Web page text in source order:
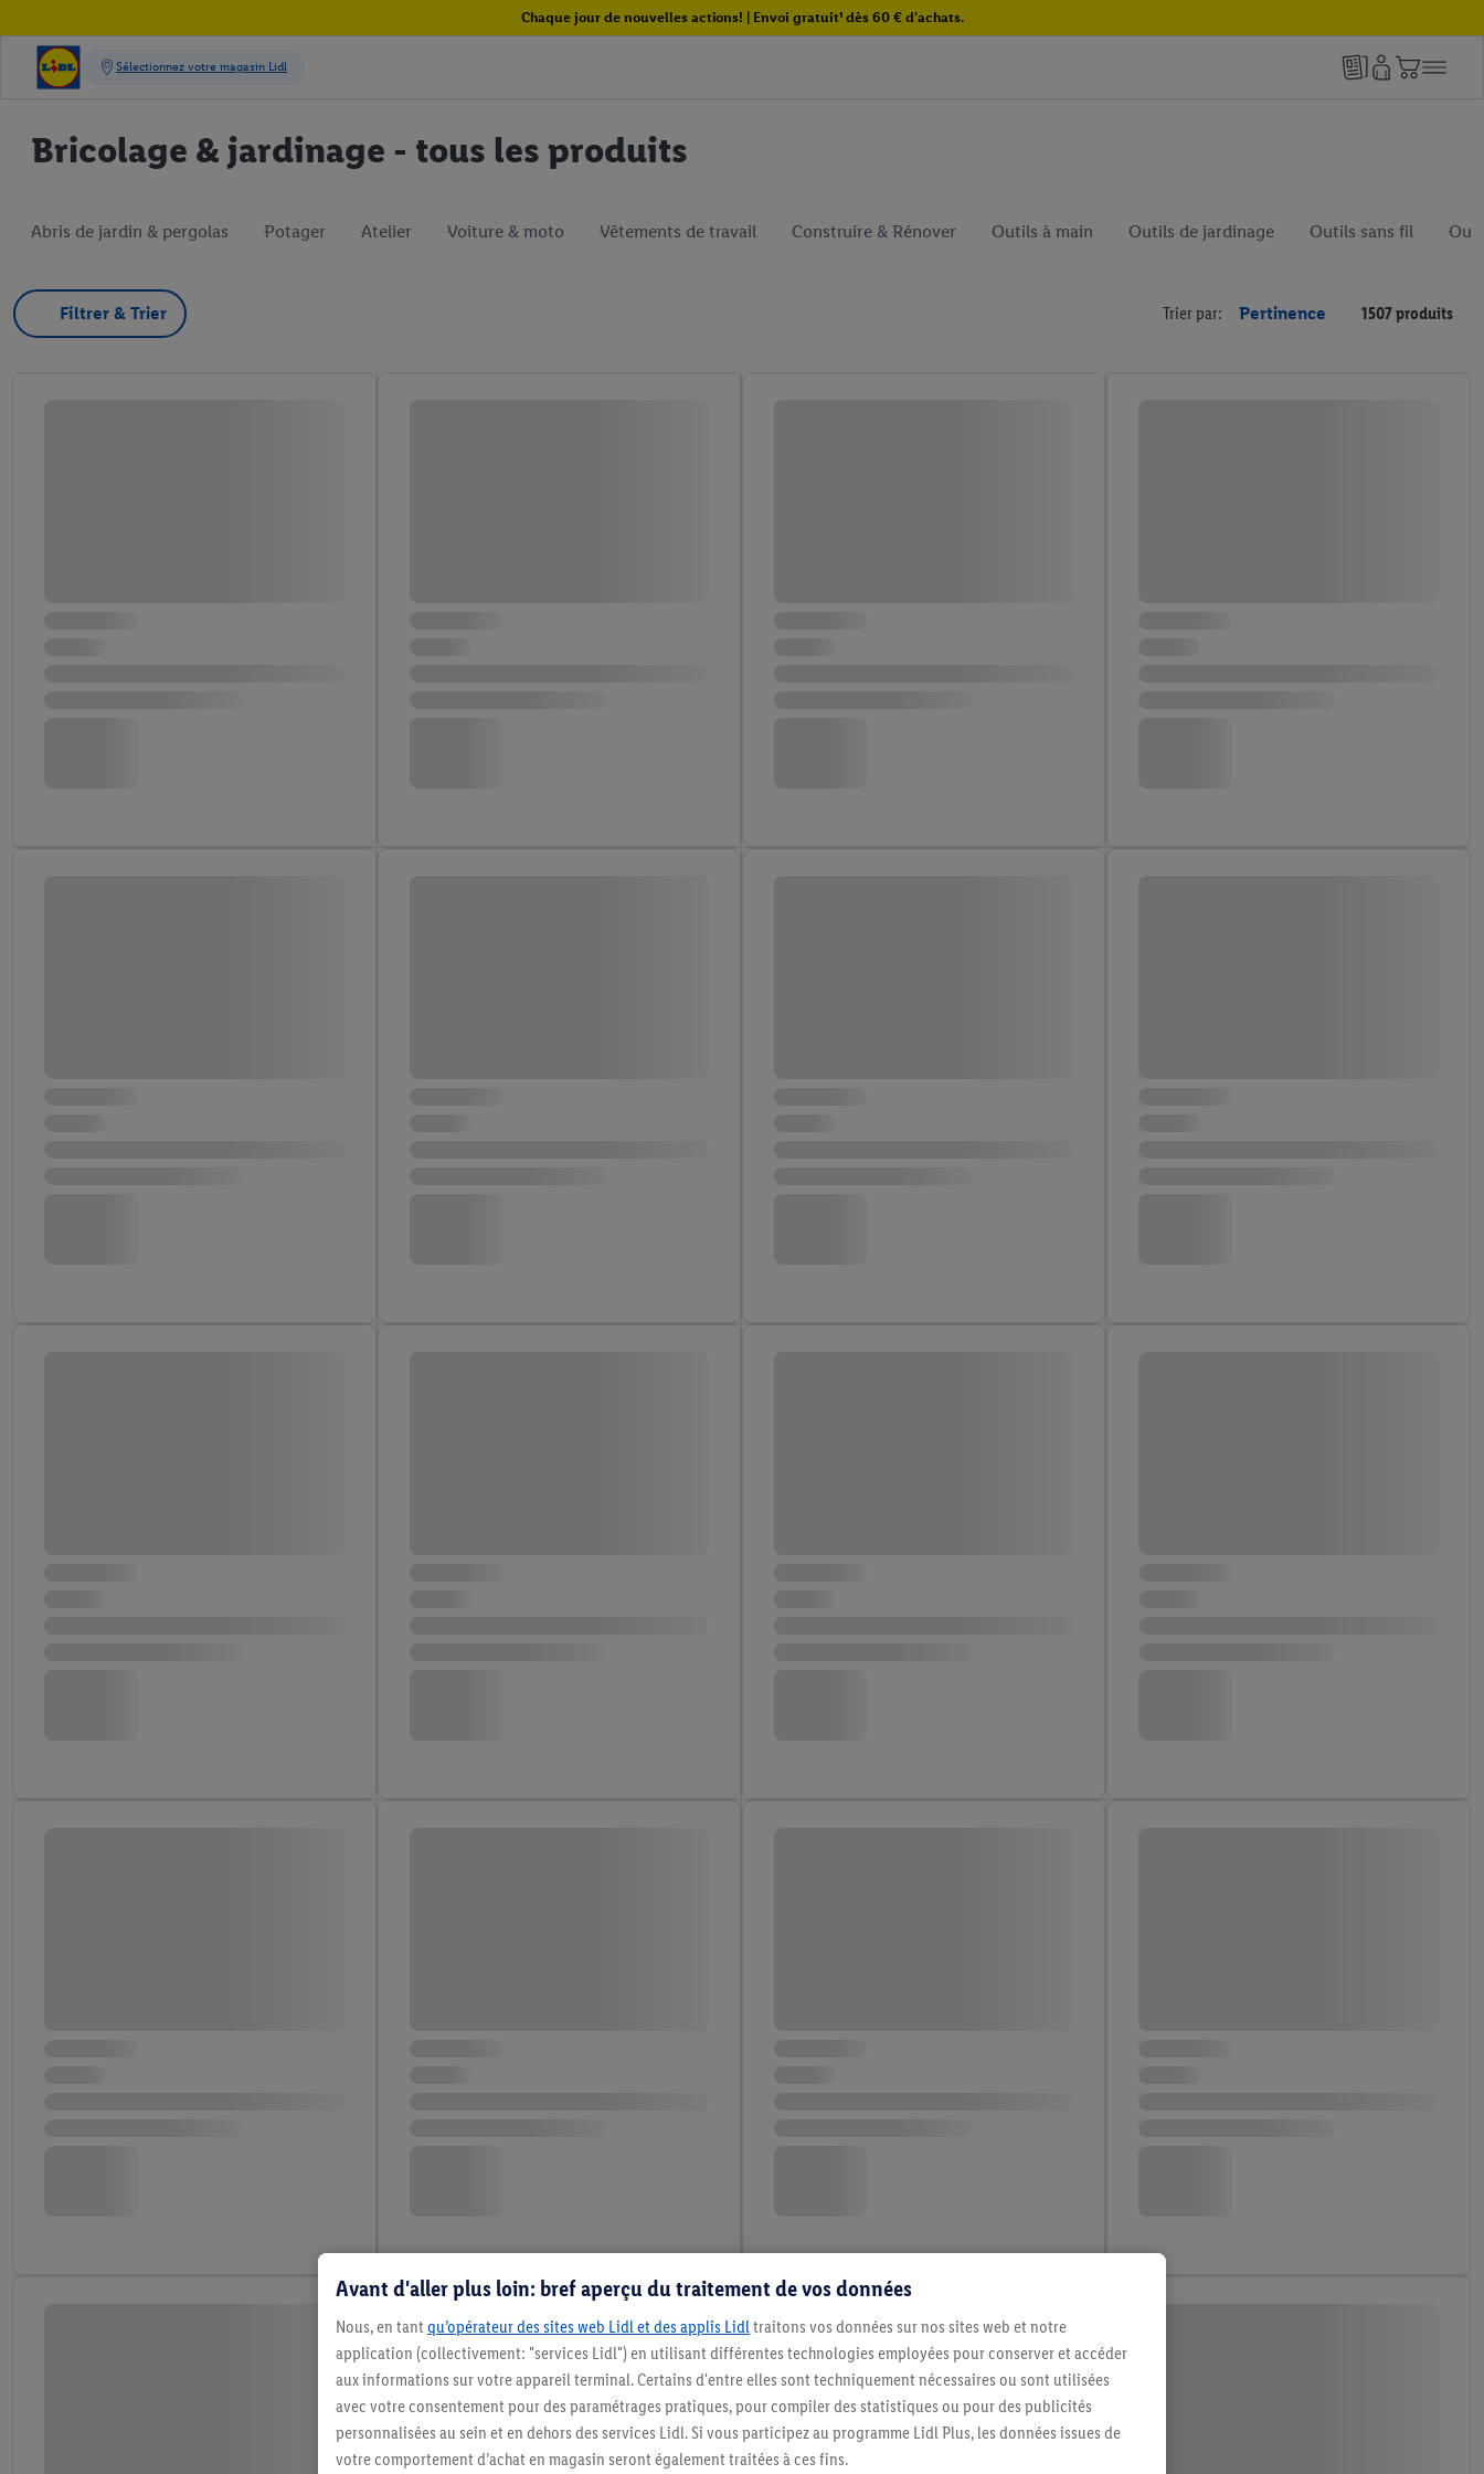
Chaque jour de nouvelles actions! | Envoi gratuit¹ dès 60 € d'achats.
Bricolage & jardinage - tous les produits
Abris de jardin & pergolas Potager Atelier Voiture & moto Vêtements de travail Construire & Rénover Outils à main Outils de jardinage Outils sans fil
Filtrer & Trier Trier par: Pertinence 1507 produits
Avant d'aller plus loin: bref aperçu du traitement de vos données
Nous, en tant qu’opérateur des sites web Lidl et des applis Lidltraitons vos données sur nos sites web et notre
application (collectivement: "services Lidl") en utilisant différentes technologies employées pour conserver et accéder
aux informations sur votre appareil terminal. Certains d'entre elles sont techniquement nécessaires ou sont utilisées
avec votre consentement pour des paramétrages pratiques, pour compiler des statistiques ou pour des publicités
personnalisées au sein et en dehors des services Lidl. Si vous participez au programme Lidl Plus, les données issues de
votre comportement d’achat en magasin seront également traitées à ces fins.